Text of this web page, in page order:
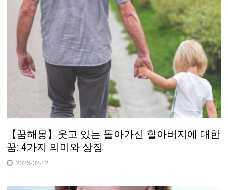
【꿈해몽】웃고 있는 돌아가신 할아버지에 대한
꿈: 4가지 의미와 상징
2026-02-12